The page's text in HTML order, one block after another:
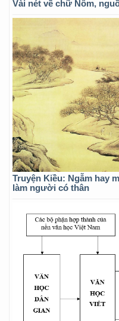
Vài nét về chữ Nôm,
Truyện Kiều: Ngẫm hay
làm người có thân